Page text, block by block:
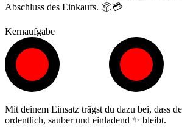
Abschluss des Einkaufs. 📦💳
Kernaufgabe
Mit deinem Einsatz trägst du dazu bei, dass
ordentlich, sauber und einladend ✨ bleibt.